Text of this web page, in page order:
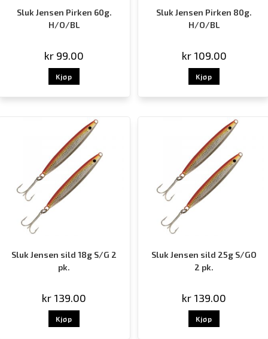
Sluk Jensen Pirken 60g.
H/O/BL
kr 99.00
Kjøp
Sluk Jensen Pirken 80g.
H/O/BL
kr109.00
Kjøp
Sluk Jensen sild 18g S/G 2
pk.
kr 139.00
Kjøp
Sluk Jensen sild 25g S/GO
2 pk.
kr 139.00
Kjøp